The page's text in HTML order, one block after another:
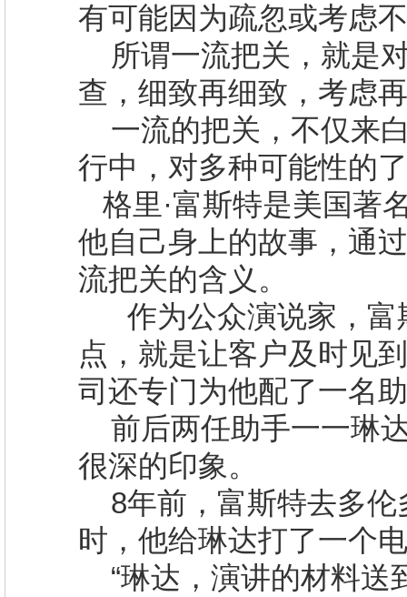
有可能因为疏忽或考虑
所谓一流把关，就是
查，细致再细致，考虑
一流的把关，不仅来
行中，对多种可能性的
格里·富斯特是美国著
他自己身上的故事，通
流把关的含义。
作为公众演说家，
点，就是让客户及时见
司还专门为他配了一名
前后两任助手一一琳
很深的印象。
8年前，富斯特去多
时，他给琳达打了一个
“琳达，演讲的材料送